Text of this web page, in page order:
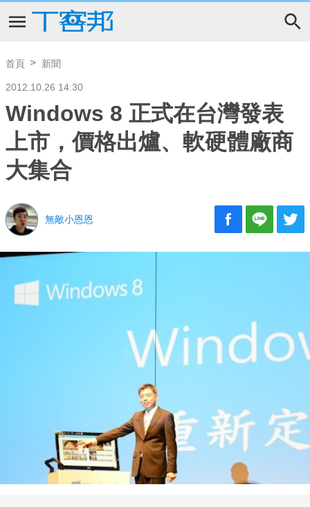
首頁 新聞
2012.10.26 14:30
Windows 8 正式在台灣發表
上市，價格出爐、軟硬體廠商
大集合
無敵小恩恩